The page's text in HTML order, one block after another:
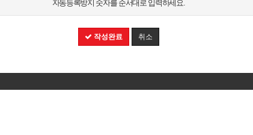
자동등록방지 숫자를 순서대로 입력하세요.
작성완료 취소